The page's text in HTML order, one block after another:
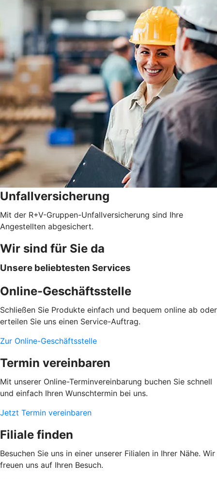
Unfallversicherung
Mit der R+V-Gruppen-Unfallversicherung sind Ihre
Angestellten abgesichert.
Wir sind für Sie da
Unsere beliebtesten Services
Online-Geschäftsstelle
Schließen Sie Produkte einfach und bequem online ab oder
erteilen Sie uns einen Service-Auftrag.
Zur Online-Geschäftsstelle
Termin vereinbaren
Mit unserer Online-Terminvereinbarung buchen Sie schnell
und einfach Ihren Wunschtermin bei uns.
Jetzt Termin vereinbaren
Filiale finden
Besuchen Sie uns in einer unserer Filialen in Ihrer Nähe. Wir
freuen uns auf Ihren Besuch.